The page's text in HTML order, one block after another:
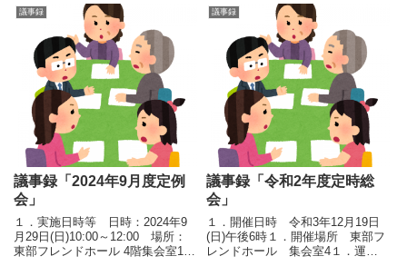
ス作成 ・色はオレンジに決
定（出席者過半数の挙手によ
り） ・デザインはエンブレ
ムのハート内の...
10:30~12:00場所：谷河内みなみ
公園(中学生17人含む約100人参加)
参加者：当NPOから10名内...
議事録
議事録「2024年9月度定例
会」
１．実施日時等 日時：2024年9
月29日(日)10:00～12:00 場所：
東部フレンドホール 4階集会室1
議事録
議事録「令和2年度定時総
会」
１．開催日時 令和3年12月19日
(日)午後6時１．開催場所 東部フ
レンドホール 集会室4１．運営